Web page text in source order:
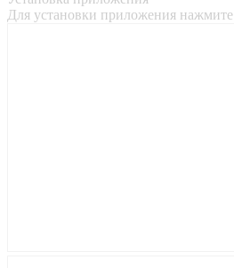
Для установки приложения нажмите